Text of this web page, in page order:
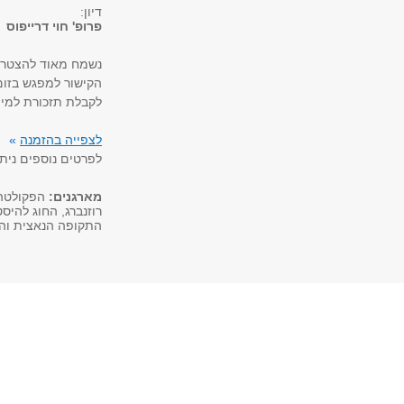
דיון:
פרופ' חוי דרייפוס
נשמח מאוד
הקישור למפגש
לקבלת תזכורת
לצפייה בהזמנה »
לפרטים נוספים
מארגנים:
רוזנברג, החוג
התקופה הנאצית